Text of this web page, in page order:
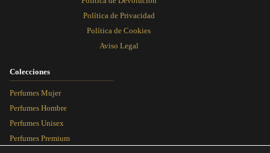
Política de Privacidad
Política de Cookies
Aviso Legal
Colecciones
Perfumes Mujer
Perfumes Hombre
Perfumes Unisex
Perfumes Premium